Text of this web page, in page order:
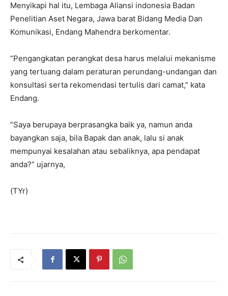
Menyikapi hal itu, Lembaga Aliansi indonesia Badan
Penelitian Aset Negara, Jawa barat Bidang Media Dan
Komunikasi, Endang Mahendra berkomentar.
“Pengangkatan perangkat desa harus melalui mekanisme
yang tertuang dalam peraturan perundang-undangan dan
konsultasi serta rekomendasi tertulis dari camat,” kata
Endang.
“Saya berupaya berprasangka baik ya, namun anda
bayangkan saja, bila Bapak dan anak, lalu si anak
mempunyai kesalahan atau sebaliknya, apa pendapat
anda?” ujarnya,
(TYr)